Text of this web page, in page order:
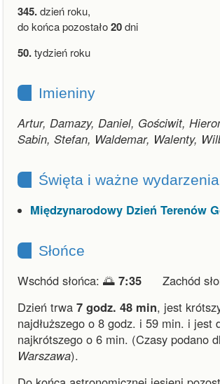
345.dzień roku,
do końca pozostało20dni
50.tydzień roku
Imieniny
Artur, Damazy, Daniel, Gościwit,
Sabin, Stefan, Waldemar, Walenty,
Święta i ważne wydarzenia
Międzynarodowy Dzień Terenów
Słońce
Wschód słońca: 🌅 7:35 Zachód
Dzień trwa 7 godz. 48 min, jest
najdłuższego o 8 godz. i 59 min. i jest
najkrótszego o 6 min. (Czasy podano
Warszawa).